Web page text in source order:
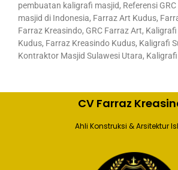
pembuatan kaligrafi masjid, Referensi
masjid di Indonesia, Farraz Art Kudus,
Farraz Kreasindo, GRC Farraz Art,
Kudus, Farraz Kreasindo Kudus, Kaligrafi
Kontraktor Masjid Sulawesi Utara,
CV Farraz
Ahli Konstruksi & Arsitektur